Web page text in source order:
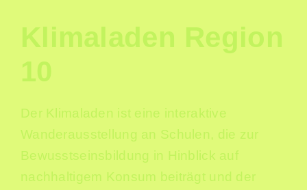
Klimaladen Region
10
Der Klimaladen ist eine interaktive
Wanderausstellung an Schulen, die zur
Bewusstseinsbildung in Hinblick auf
nachhaltigem Konsum beiträgt und der